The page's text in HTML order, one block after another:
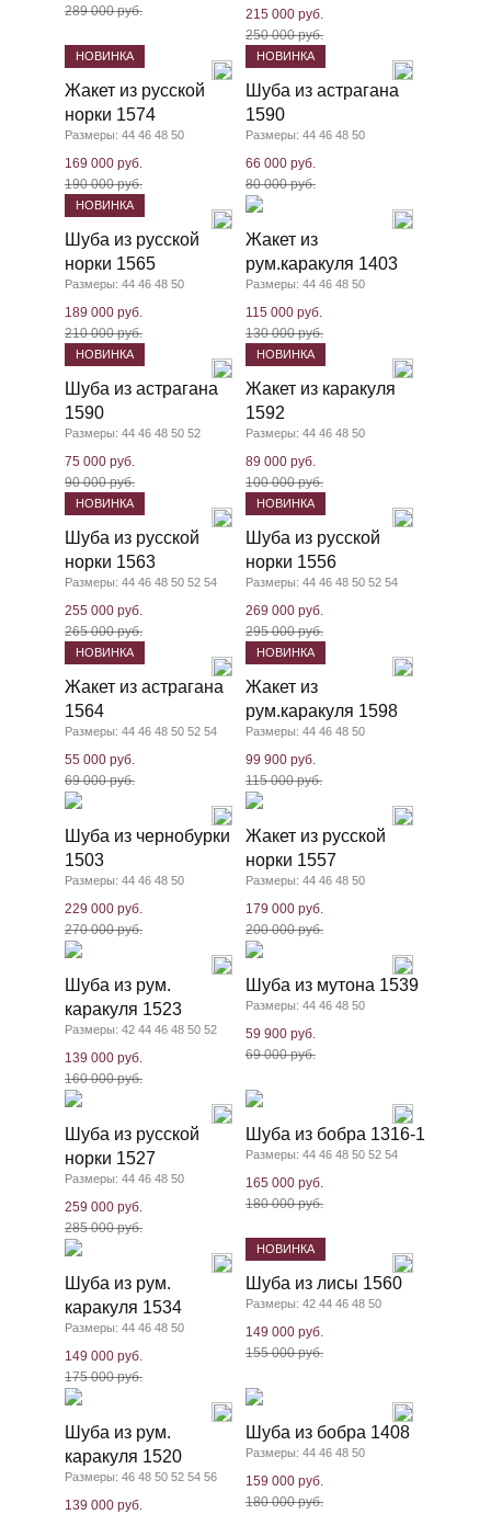
289 000 руб.
215 000 руб.
250 000 руб.
НОВИНКА
Жакет из русской
норки 1574
Размеры: 44 46 48 50
169 000 руб.
190 000 руб.
НОВИНКА
Шуба из астрагана
1590
Размеры: 44 46 48 50
66 000 руб.
80 000 руб.
НОВИНКА
Шуба из русской
норки 1565
Размеры: 44 46 48 50
189 000 руб.
210 000 руб.
Жакет из
рум.каракуля 1403
Размеры: 44 46 48 50
115 000 руб.
130 000 руб.
НОВИНКА
Шуба из астрагана
1590
Размеры: 44 46 48 50 52
75 000 руб.
90 000 руб.
НОВИНКА
Жакет из каракуля
1592
Размеры: 44 46 48 50
89 000 руб.
100 000 руб.
НОВИНКА
Шуба из русской
норки 1563
Размеры: 44 46 48 50 52 54
255 000 руб.
265 000 руб.
НОВИНКА
Шуба из русской
норки 1556
Размеры: 44 46 48 50 52 54
269 000 руб.
295 000 руб.
НОВИНКА
Жакет из астрагана
1564
Размеры: 44 46 48 50 52 54
55 000 руб.
69 000 руб.
НОВИНКА
Жакет из
рум.каракуля 1598
Размеры: 44 46 48 50
99 900 руб.
115 000 руб.
Шуба из чернобурки
1503
Размеры: 44 46 48 50
229 000 руб.
270 000 руб.
Жакет из русской
норки 1557
Размеры: 44 46 48 50
179 000 руб.
200 000 руб.
Шуба из рум.
каракуля 1523
Размеры: 42 44 46 48 50 52
139 000 руб.
160 000 руб.
Шуба из мутона 1539
Размеры: 44 46 48 50
59 900 руб.
69 000 руб.
Шуба из русской
норки 1527
Размеры: 44 46 48 50
259 000 руб.
285 000 руб.
Шуба из бобра 1316-1
Размеры: 44 46 48 50 52 54
165 000 руб.
180 000 руб.
Шуба из рум.
каракуля 1534
Размеры: 44 46 48 50
149 000 руб.
175 000 руб.
НОВИНКА
Шуба из лисы 1560
Размеры: 42 44 46 48 50
149 000 руб.
155 000 руб.
Шуба из рум.
каракуля 1520
Размеры: 46 48 50 52 54 56
139 000 руб.
Шуба из бобра 1408
Размеры: 44 46 48 50
159 000 руб.
180 000 руб.